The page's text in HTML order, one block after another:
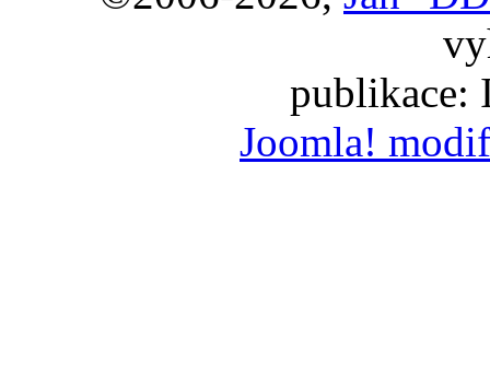
publikace:
Joomla!